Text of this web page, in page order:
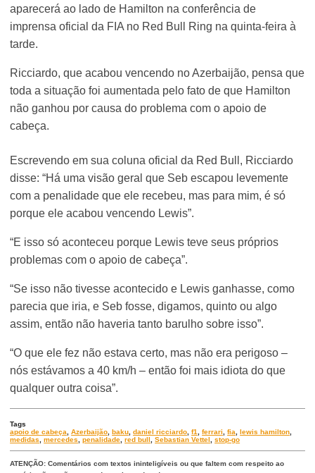
aparecerá ao lado de Hamilton na conferência de
imprensa oficial da FIA no Red Bull Ring na quinta-feira à
tarde.
Ricciardo, que acabou vencendo no Azerbaijão, pensa que
toda a situação foi aumentada pelo fato de que Hamilton
não ganhou por causa do problema com o apoio de
cabeça.
Escrevendo em sua coluna oficial da Red Bull, Ricciardo
disse: “Há uma visão geral que Seb escapou levemente
com a penalidade que ele recebeu, mas para mim, é só
porque ele acabou vencendo Lewis”.
“E isso só aconteceu porque Lewis teve seus próprios
problemas com o apoio de cabeça”.
“Se isso não tivesse acontecido e Lewis ganhasse, como
parecia que iria, e Seb fosse, digamos, quinto ou algo
assim, então não haveria tanto barulho sobre isso”.
“O que ele fez não estava certo, mas não era perigoso –
nós estávamos a 40 km/h – então foi mais idiota do que
qualquer outra coisa”.
Tags
apoio de cabeça,Azerbaijão, baku,daniel ricciardo,f1,ferrari,fia, lewis hamilton,
medidas,mercedes,penalidade,red bull,Sebastian Vettel,stop-go
ATENÇÃO: Comentários com textos ininteligíveis ou que faltem com respeito ao